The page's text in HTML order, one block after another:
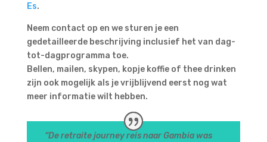
Es.
Neem contact op en we sturen je een
gedetailleerde beschrijving inclusief het van dag-
tot-dagprogramma toe.
Bellen, mailen, skypen, kopje koffie of thee drinken
zijn ook mogelijk als je vrijblijvend eerst nog wat
meer informatie wilt hebben.
“De retraite journey reis naar Gambia was